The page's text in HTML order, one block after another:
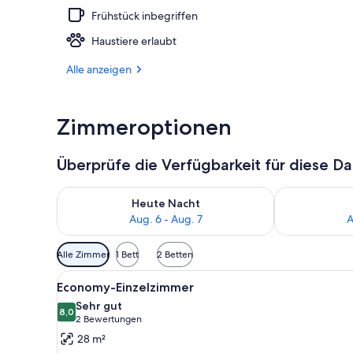
Frühstück inbegriffen
Haustiere erlaubt
Alle anzeigen
Zimmeroptionen
Überprüfe die Verfügbarkeit für diese
Heute Nacht
Aug. 6 - Aug. 7
Überprüfe die Verfügbarkeit für heute Nacht, Aug. 6
Überprüfe
Verfügbare
Filter
für
Zimmer
Alle Zimmer 1 Bett 2 Betten
Alle
Fotos
für
Economy-
Ein Hotelzimmer mit einem
2
Economy-Einzelzimmer
8,08,0 von 10
Sehr gut
2 Bewertungen
(2
Bewertungen)
28 m²